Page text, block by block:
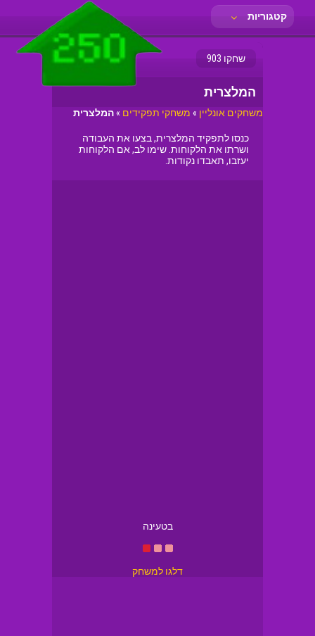
קטגוריות
שחקו 903
המלצרית
משחקים אונליין » משחקי תפקידים »המלצרית
כנסו לתפקיד המלצרית, בצעו את העבודה
ושרתו את הלקוחות. שימו לב, אם הלקוחות
יעזבו, תאבדו נקודות.
בטעינה
דלגו למשחק